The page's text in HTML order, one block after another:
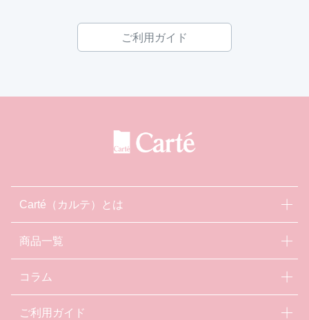
ご利用ガイド
Carté（カルテ）とは
商品一覧
コラム
ご利用ガイド